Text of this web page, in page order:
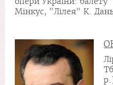
Мінкус, "Лілея" К.